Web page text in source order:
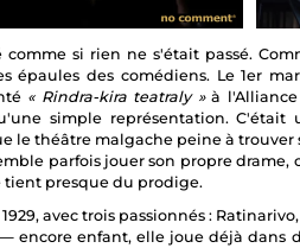
comme si rien ne s'était passé.
épaules des comédiens. Le 1er
« Rindra-kira teatraly »à l'Alliance
simple représentation. C'était
le théâtre malgache peine à
parfois jouer son propre
tient presque du prodige.
avec trois passionnés :
encore enfant, elle joue déjà dans